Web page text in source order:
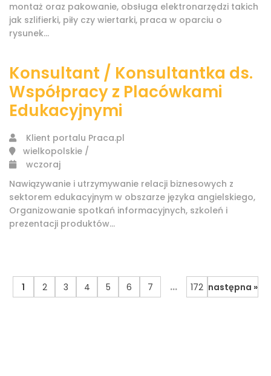
montaż oraz pakowanie, obsługa elektronarzędzi takich
jak szlifierki, piły czy wiertarki, praca w oparciu o
rysunek...
Konsultant / Konsultantka ds.
Współpracy z Placówkami
Edukacyjnymi
Klient portalu Praca.pl
wielkopolskie /
wczoraj
Nawiązywanie i utrzymywanie relacji biznesowych z
sektorem edukacyjnym w obszarze języka angielskiego,
Organizowanie spotkań informacyjnych, szkoleń i
prezentacji produktów...
1 2 3 4 5 6 7 ... 172 następna »